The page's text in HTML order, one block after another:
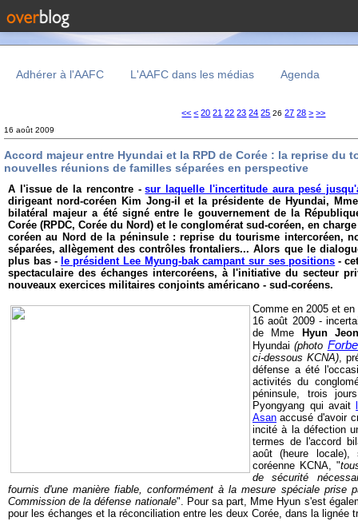
Adhérer à l'AAFC L'AAFC dans les médias Agenda
<< < 10
20 21 22 23 24 25 26 27 28 > >>
16 août 2009
Accord majeur entre Hyundai et la RPD de Corée : la reprise du
nouvelles réunions de familles séparées en perspective
A l'issue de la rencontre - sur laquelle l'incertitude aura pesé
dirigeant nord-coréen Kim Jong-il et la présidente de Hyundai,
bilatéral majeur a été signé entre le gouvernement de la
Corée (RPDC, Corée du Nord) et le conglomérat sud-coréen, en
coréen au Nord de la péninsule : reprise du tourisme intercoréen,
séparées, allègement des contrôles frontaliers... Alors que le
plus bas - le président Lee Myung-bak campant sur ses positions -
spectaculaire des échanges intercoréens, à l'initiative du secteur
nouveaux exercices militaires conjoints américano - sud-coréens.
Comme en 2005 et
16 août 2009 -
de Mme
Hyun
Hyundai(photo
ci-dessous KCNA),
défense a été
activités du
péninsule, trois
Pyongyang qui avait
Asan accusé d'avoir
incité à la défection
termes de l'accord
août (heure locale),
coréenne KCNA, "
de sécurité
fournis d'une manière fiable, conformément à la mesure spéciale prise
Commission de la défense nationale". Pour sa part, Mme Hyun s'est
pour les échanges et la réconciliation entre les deux Corée, dans la lignée